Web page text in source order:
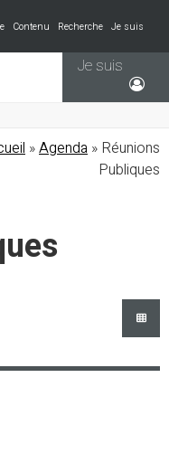
Contenu Recherche
Je suis
Je suis
»Agenda » Réunions
Publiques